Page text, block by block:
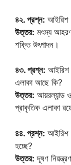
৪২. প্রশ্ন: আইরিশ
উত্তর: মৎস্য
শক্তি উৎপাদন।
৪৩. প্রশ্ন: আইরিশ
এলাকা আছে কি?
উত্তর: আয়রল্যান্ড
প্রাকৃতিক এলাকা
৪৪. প্রশ্ন: আইরিশ
হচ্ছে?
উত্তর: দূষণ